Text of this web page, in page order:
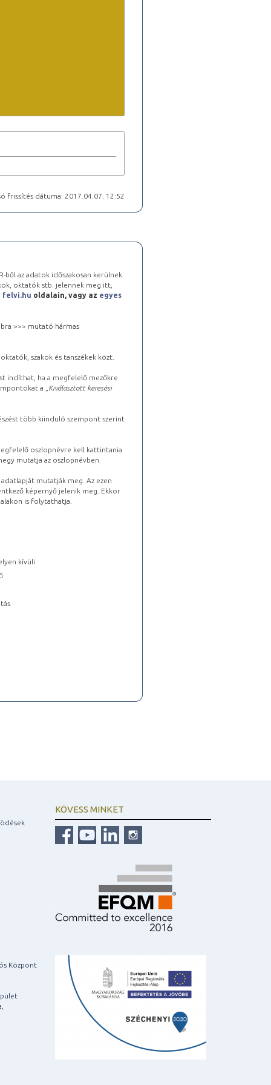
frissítés dátuma: 2017.04.07. 12:52
ből az adatok időszakosan kerülnek
oktatók stb. jelennek meg itt,
felvi.hu oldalain, vagy az egyes
>>> mutató hármas
szakok és tanszékek közt.
indíthat, ha a megfelelő mezőkre
a „ Kiválasztott keresési
több kiinduló szempont szerint
oszlopnévre kell kattintania
mutatja az oszlopnévben.
mutatják meg. Az ezen
képernyő jelenik meg. Ekkor
is folytathatja.
kívüli
Központ
KÖVESS MINKET